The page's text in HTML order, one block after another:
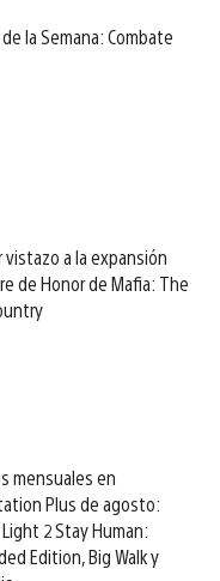
la Semana: Combate
vistazo a la expansión
de Honor de Mafia: The
mensuales en
Plus de agosto:
2 Stay Human:
Edition, Big Walk y